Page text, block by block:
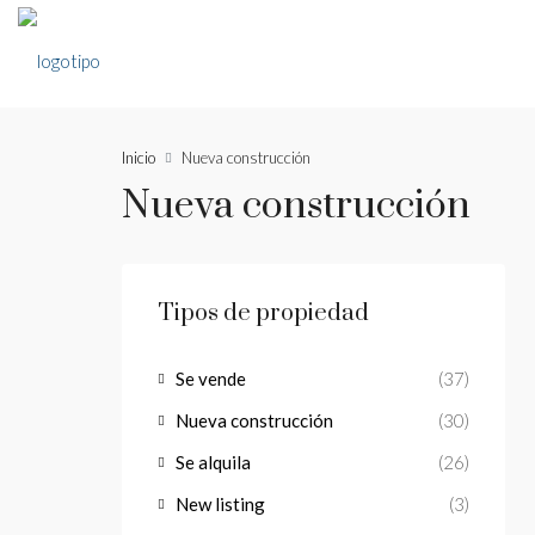
Inicio Nueva construcción
Nueva construcción
Tipos de propiedad
Se vende
(37)
Nueva construcción
(30)
Se alquila
(26)
New listing
(3)